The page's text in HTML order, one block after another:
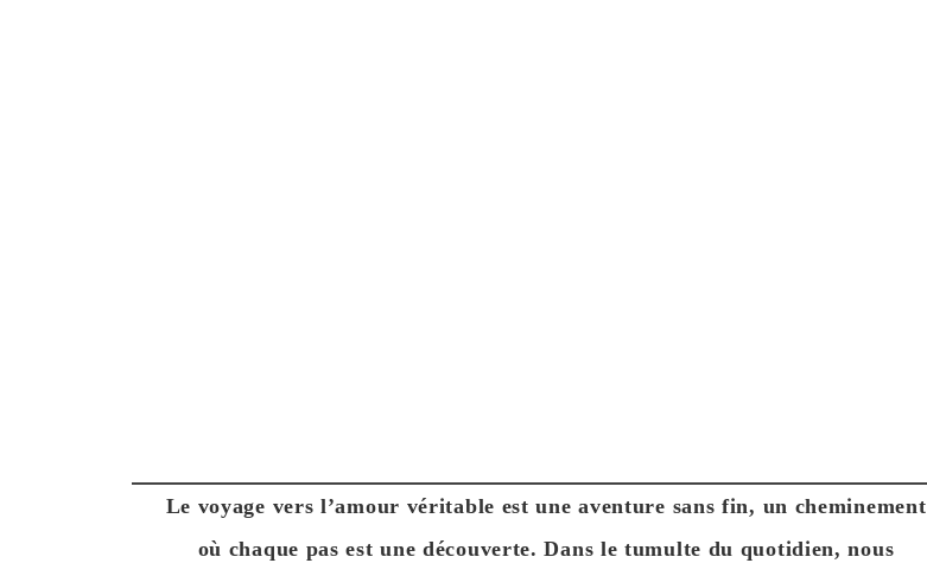
Le voyage vers l’amour véritable est une aventure sans fin, un cheminement
où chaque pas est une découverte. Dans le tumulte du quotidien, nous